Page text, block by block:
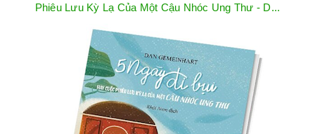
Phiêu Lưu Kỳ Lạ Của Một Cậu Nhóc Ung Thư - D...